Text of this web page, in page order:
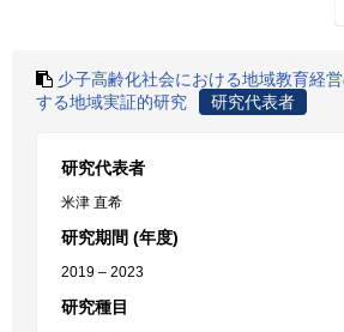
少子高齢化社会における地域教育経
する地域実証的研究
研究代表者
研究代表者
米津 直希
研究期間 (年度)
2019 – 2023
研究種目